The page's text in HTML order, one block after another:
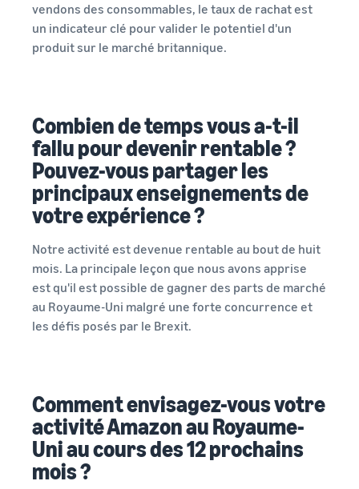
vendons des consommables, le taux de rachat est
un indicateur clé pour valider le potentiel d'un
produit sur le marché britannique.
Combien de temps vous a-t-il
fallu pour devenir rentable ?
Pouvez-vous partager les
principaux enseignements de
votre expérience ?
Notre activité est devenue rentable au bout de huit
mois. La principale leçon que nous avons apprise
est qu'il est possible de gagner des parts de marché
au Royaume-Uni malgré une forte concurrence et
les défis posés par le Brexit.
Comment envisagez-vous votre
activité Amazon au Royaume-
Uni au cours des 12 prochains
mois ?